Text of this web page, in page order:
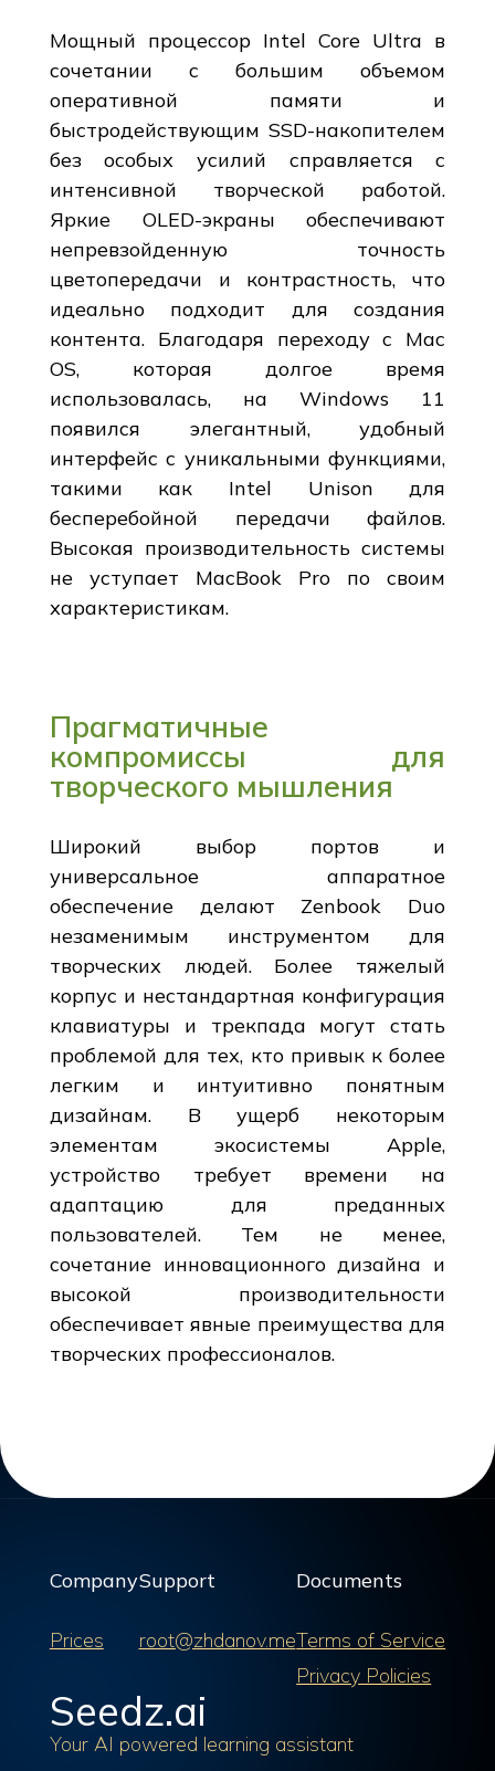
Мощный процессор Intel Core Ultra в
сочетании с большим объемом
оперативной памяти и
быстродействующим SSD-накопителем
без особых усилий справляется с
интенсивной творческой работой.
Яркие OLED-экраны обеспечивают
непревзойденную точность
цветопередачи и контрастность, что
идеально подходит для создания
контента. Благодаря переходу с Mac
OS, которая долгое время
использовалась, на Windows 11
появился элегантный, удобный
интерфейс с уникальными функциями,
такими как Intel Unison для
бесперебойной передачи файлов.
Высокая производительность системы
не уступает MacBook Pro по своим
характеристикам.
Прагматичные
компромиссы для
творческого мышления
Широкий выбор портов и
универсальное аппаратное
обеспечение делают Zenbook Duo
незаменимым инструментом для
творческих людей. Более тяжелый
корпус и нестандартная конфигурация
клавиатуры и трекпада могут стать
проблемой для тех, кто привык к более
легким и интуитивно понятным
дизайнам. В ущерб некоторым
элементам экосистемы Apple,
устройство требует времени на
адаптацию для преданных
пользователей. Тем не менее,
сочетание инновационного дизайна и
высокой производительности
обеспечивает явные преимущества для
творческих профессионалов.
Company
Prices
Support
root@zhdanov.me
Documents
Terms of Service
Privacy Policies
Seedz.ai
Your AI powered learning assistant